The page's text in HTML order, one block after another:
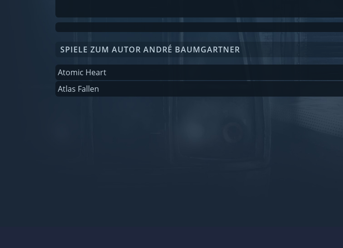
SPIELE ZUM AUTOR ANDRÉ BAUMGARTNER
Atomic Heart
Atlas Fallen